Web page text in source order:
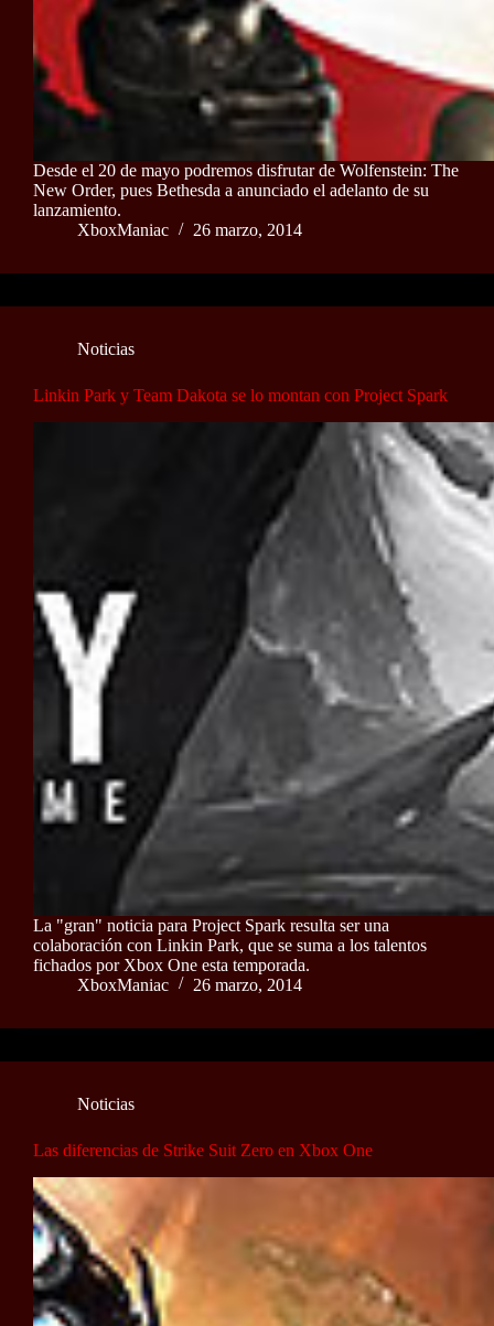
Desde el 20 de mayo podremos disfrutar de Wolfenstein: The
New Order, pues Bethesda a anunciado el adelanto de su
lanzamiento.
XboxManiac
26 marzo, 2014
Noticias
Linkin Park y Team Dakota se lo montan con Project Spark
La "gran" noticia para Project Spark resulta ser una
colaboración con Linkin Park, que se suma a los talentos
fichados por Xbox One esta temporada.
XboxManiac
26 marzo, 2014
Noticias
Las diferencias de Strike Suit Zero en Xbox One